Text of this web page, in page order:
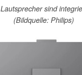
Lautsprecher sind
(Bildquelle: Philips)